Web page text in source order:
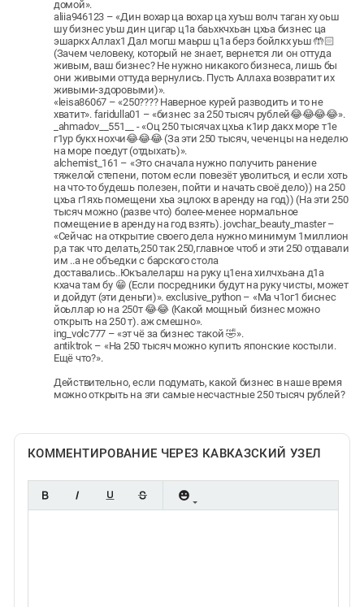
домой».
aliia946123 – «Дин вохар ца вохар ца хуъш волч таган ху оьш
шу бизнес уьш дин цигар ц1а баьхкчхьан цхьа бизнес ца
эшаркх Аллах1 Дал могш маьрш ц1а берз бойлкх уьш 🤲🏻
(Зачем человеку, который не знает, вернется ли он оттуда
живым, ваш бизнес? Не нужно никакого бизнеса, лишь бы
они живыми оттуда вернулись. Пусть Аллаха возвратит их
живыми-здоровыми)».
«leisa86067 – «250???? Наверное курей разводить и то не
хватит». faridulla01 – «бизнес за 250 тысяч рублей😂😂😂😂».
_ahmadov__551__ - «Оц 250 тысячах цхьа к1ир дакх море т1е
г1ур букх нохчи😂😂😂 (За эти 250 тысяч, чеченцы на неделю
на море поедут (отдыхать)».
alchemist_161 – «Это сначала нужно получить ранение
тяжелой степени, потом если повезёт уволиться, и если хоть
на что-то будешь полезен, пойти и начать своё дело)) на 250
цхьа г1яхь помещени хьа эцлокх в аренду на год)) (На эти 250
тысяч можно (разве что) более-менее нормальное
помещение в аренду на год взять). jovchar_beauty_master –
«Сейчас на открытие своего дела нужно минимум 1миллион
р,а так что делать,250 так 250,главное чтоб и эти 250 отдавали
им ..а не объедки с барского стола
доставались..Юкъалеларш на руку ц1ена хилчхьана д1а
кхача там бу 😁 (Если посредники будут на руку чисты, может
и дойдут (эти деньги)». exclusive_python – «Ма ч1ог1 биснес
йоьллар ю на 250т 😂😂 (Какой мощный бизнес можно
открыть на 250 т). аж смешно».
ing_volc777 – «эт чё за бизнес такой 🤣».
antiktrok – «На 250 тысяч можно купить японские костыли.
Ещё что?».
Действительно, если подумать, какой бизнес в наше время
можно открыть на эти самые несчастные 250 тысяч рублей?
КОММЕНТИРОВАНИЕ ЧЕРЕЗ КАВКАЗСКИЙ УЗЕЛ